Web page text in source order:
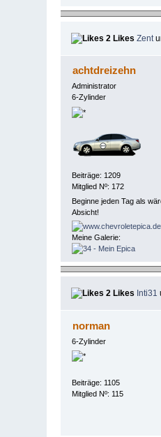
2 Likes Zent
achtdreizehn
Administrator
6-Zylinder
Beiträge: 1209
Mitglied Nº: 172
Beginne jeden Tag als
Absicht!
Meine Galerie:
2 Likes Inti31
norman
6-Zylinder
Beiträge: 1105
Mitglied Nº: 115